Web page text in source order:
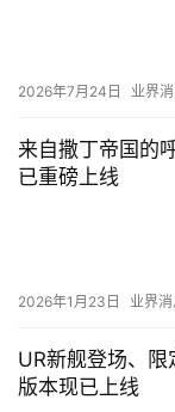
2026年7月24日 业界
来自撒丁帝国的
已重磅上线
2026年1月23日 业界消
UR新舰登场、
版本现已上线